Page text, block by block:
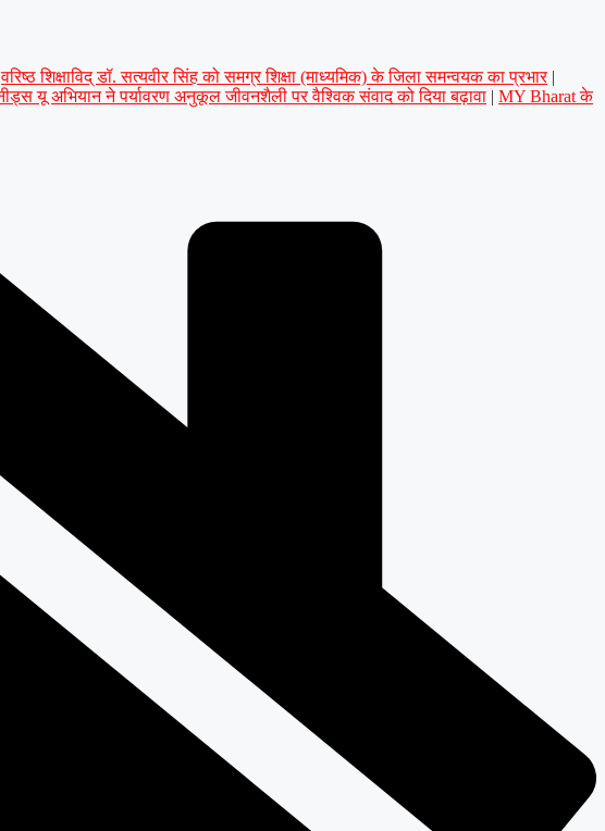
वरिष्ठ शिक्षाविद् डॉ. सत्यवीर सिंह को समग्र शिक्षा (माध्यमिक) के जिला समन्वयक का प्रभार |
यू अभियान ने पर्यावरण अनुकूल जीवनशैली पर वैश्विक संवाद को दिया बढ़ावा | MY Bharat के